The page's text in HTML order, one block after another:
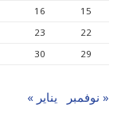
15
16
22
23
29
30
« نوفمبر يناير »